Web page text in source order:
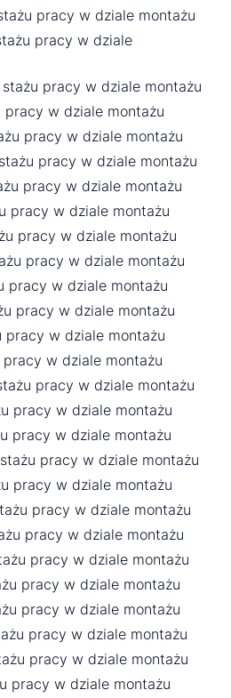
pracy w dziale montażu
pracy w dziale
stażu pracy w dziale montażu
pracy w dziale montażu
pracy w dziale montażu
pracy w dziale montażu
pracy w dziale montażu
pracy w dziale montażu
pracy w dziale montażu
pracy w dziale montażu
pracy w dziale montażu
pracy w dziale montażu
pracy w dziale montażu
w dziale montażu
pracy w dziale montażu
pracy w dziale montażu
pracy w dziale montażu
pracy w dziale montażu
pracy w dziale montażu
pracy w dziale montażu
pracy w dziale montażu
pracy w dziale montażu
pracy w dziale montażu
pracy w dziale montażu
pracy w dziale montażu
pracy w dziale montażu
pracy w dziale montażu